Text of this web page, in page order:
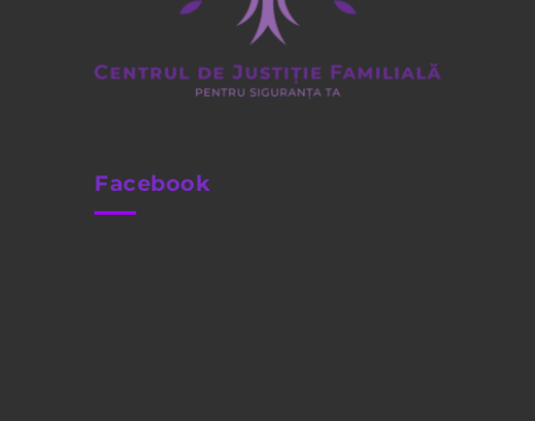
Facebook